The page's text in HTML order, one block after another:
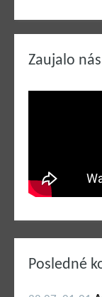
Zaujalo
Posledné